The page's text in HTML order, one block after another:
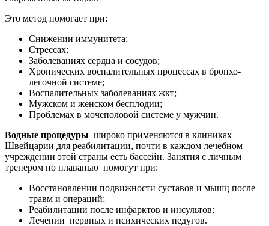
Это метод помогает при:
Снижении иммунитета;
Стрессах;
Заболеваниях сердца и сосудов;
Хронических воспалительных процессах в бронхо-
легочной системе;
Воспалительных заболеваниях жкт;
Мужском и женском бесплодии;
Проблемах в мочеполовой системе у мужчин.
Водные процедуры широко применяются в клиниках
Швейцарии для реабилитации, почти в каждом лечебном
учреждении этой страны есть бассейн. Занятия с личным
тренером по плаванью помогут при:
Восстановлении подвижности суставов и мышц после
травм и операций;
Реабилитации после инфарктов и инсультов;
Лечении нервных и психических недугов.